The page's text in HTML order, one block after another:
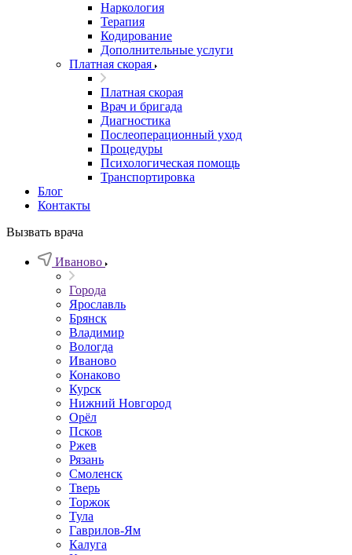
Наркология
Терапия
Кодирование
Дополнительные услуги
Платная скорая
Платная скорая
Врач и бригада
Диагностика
Послеоперационный уход
Процедуры
Психологическая помощь
Транспортировка
Блог
Контакты
Вызвать врача
Иваново
Города
Ярославль
Брянск
Владимир
Вологда
Иваново
Конаково
Курск
Нижний Новгород
Орёл
Псков
Ржев
Рязань
Смоленск
Тверь
Торжок
Тула
Гаврилов-Ям
Калуга